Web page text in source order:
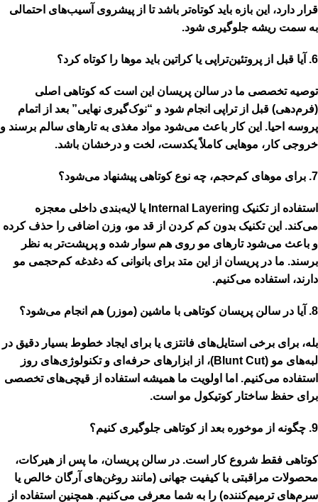
قرار دارد، این بازه باید کوتاه‌تر باشد تا از پیشروی آسیب‌های احتمالی
به سمت ریشه جلوگیری شود.
6. آیا قبل از پروتئین‌تراپی یا کراتین باید موها را کوتاه کرد؟
توصیه تخصصی ما در سالن پریسان این است که کوتاهی اصلی
(فرم‌دهی) قبل از تراپی انجام شود و “نوک‌گیری نهایی” بعد از اتمام
پروسه احیا. این کار باعث می‌شود مواد مغذی به تارهای سالم برسند و
خروجی کار، موهایی کاملاً یکدست، لخت و درخشان باشد.
7. برای موهای کم‌حجم، چه نوع کوتاهی پیشنهاد می‌شود؟
استفاده از تکنیک Internal Layering یا لایه‌بندی داخلی معجزه
می‌کند. این تکنیک بدون کم کردن از قد مو، وزن اضافی را حذف کرده
و باعث می‌شود تارهای مو روی هم سوار شده و پرپشت‌تر به نظر
برسند. ما در پریسان از این متد برای بانوانی که دغدغه کم‌حجمی مو
دارند، استفاده می‌کنیم.
8. آیا در سالن پریسان کوتاهی با ماشین (موزر) هم انجام می‌شود؟
بله، برای برخی استایل‌های فانتزی یا برای ایجاد خطوط بسیار دقیق در
لبه‌های مو (Blunt Cut)، از ابزارهای حرفه‌ای و تکنولوژی‌های روز
استفاده می‌کنیم. اما اولویت ما همیشه استفاده از قیچی‌های تخصصی
برای حفظ ساختار کوتیکول مو است.
9. چگونه از موخوره بعد از کوتاهی جلوگیری کنیم؟
کوتاهی فقط شروع کار است. در سالن پریسان، ما پس از هیرکات،
محصولات مراقبتی با کیفیت جهانی (مانند روغن‌های آرگان خالص یا
سرم‌های ترمیم‌کننده) را به شما معرفی می‌کنیم. همچنین استفاده از